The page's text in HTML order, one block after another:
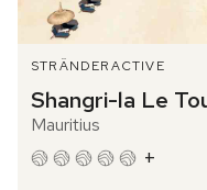
STRÄNDERACTIVE
Shangri-la Le
Mauritius
+